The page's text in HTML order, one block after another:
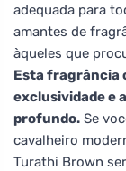
adequada para
amantes de
àqueles que
Esta fragrância
exclusividade e
profundo. Se
cavalheiro
Turathi Brown